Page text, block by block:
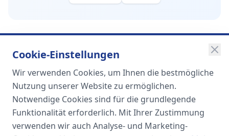
SOMA
Unternehmensgruppe
Spezialisiert auf Fach- und
Cookie-Einstellungen
Wir verwenden Cookies, um Ihnen die bestmögliche
Nutzung unserer Website zu ermöglichen.
Notwendige Cookies sind für die grundlegende
Funktionalität erforderlich. Mit Ihrer Zustimmung
verwenden wir auch Analyse- und Marketing-